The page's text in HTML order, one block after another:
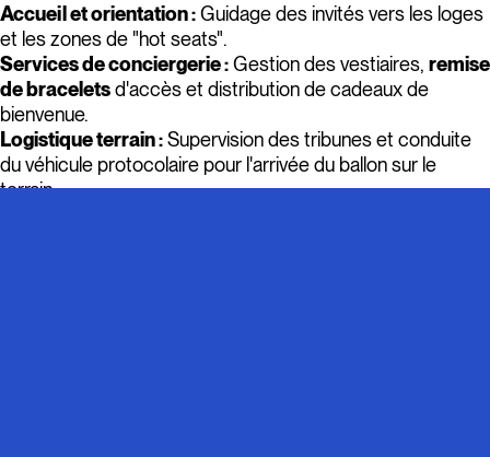
Accueil et orientation :Guidage des invités vers les loges
et les zones de "hot seats".
Services de conciergerie :Gestion des vestiaires, remise
de braceletsd'accès et distribution de cadeaux de
bienvenue.
Logistique terrain :Supervision des tribunes et conduite
du véhicule protocolaire pour l'arrivée du ballon sur le
terrain.